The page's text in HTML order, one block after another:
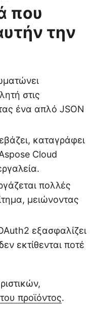
που
την
στις
ένα απλό JSON
καταγράφει
Cloud
πολλές
μειώνοντας
εξασφαλίζει
εκτίθενται ποτέ
προϊόντος.